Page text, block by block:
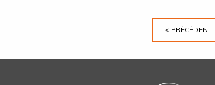
< PRÉCÉDENT